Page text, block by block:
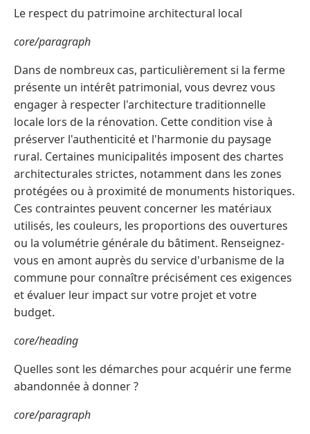
Le respect du patrimoine architectural local
core/paragraph
Dans de nombreux cas, particulièrement si la ferme
présente un intérêt patrimonial, vous devrez vous
engager à respecter l'architecture traditionnelle
locale lors de la rénovation. Cette condition vise à
préserver l'authenticité et l'harmonie du paysage
rural. Certaines municipalités imposent des chartes
architecturales strictes, notamment dans les zones
protégées ou à proximité de monuments historiques.
Ces contraintes peuvent concerner les matériaux
utilisés, les couleurs, les proportions des ouvertures
ou la volumétrie générale du bâtiment. Renseignez-
vous en amont auprès du service d'urbanisme de la
commune pour connaître précisément ces exigences
et évaluer leur impact sur votre projet et votre
budget.
core/heading
Quelles sont les démarches pour acquérir une ferme
abandonnée à donner ?
core/paragraph